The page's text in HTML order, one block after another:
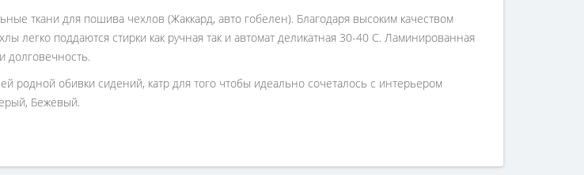
ткани для пошива чехлов (Жаккард, авто гобелен). Благодаря высоким качеством
легко поддаются стирки как ручная так и автомат деликатная 30-40 С. Ламинированная
долговечность.
родной обивки сидений, катр для того чтобы идеально сочеталось с интерьером
Бежевый.